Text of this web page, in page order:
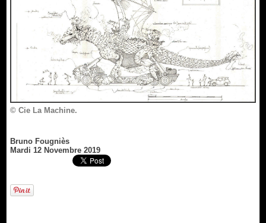
© Cie La Machine.
Bruno Fougniès
Mardi 12 Novembre 2019